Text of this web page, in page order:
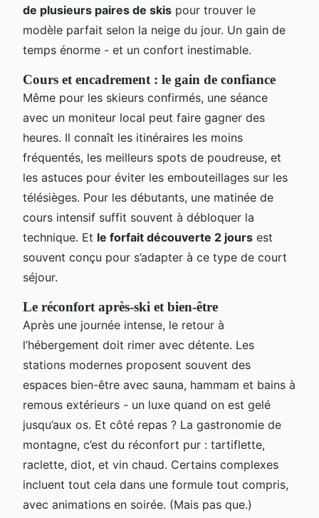
de plusieurs paires de skis pour trouver le
modèle parfait selon la neige du jour. Un gain de
temps énorme - et un confort inestimable.
Cours et encadrement : le gain de confiance
Même pour les skieurs confirmés, une séance
avec un moniteur local peut faire gagner des
heures. Il connaît les itinéraires les moins
fréquentés, les meilleurs spots de poudreuse, et
les astuces pour éviter les embouteillages sur les
télésièges. Pour les débutants, une matinée de
cours intensif suffit souvent à débloquer la
technique. Et le forfait découverte 2 jours est
souvent conçu pour s’adapter à ce type de court
séjour.
Le réconfort après-ski et bien-être
Après une journée intense, le retour à
l’hébergement doit rimer avec détente. Les
stations modernes proposent souvent des
espaces bien-être avec sauna, hammam et bains à
remous extérieurs - un luxe quand on est gelé
jusqu’aux os. Et côté repas ? La gastronomie de
montagne, c’est du réconfort pur : tartiflette,
raclette, diot, et vin chaud. Certains complexes
incluent tout cela dans une formule tout compris,
avec animations en soirée. (Mais pas que.)